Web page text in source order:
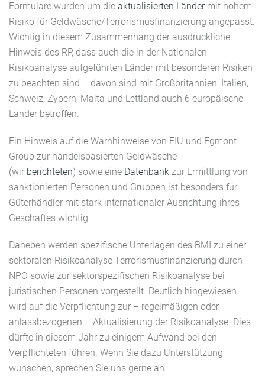
Formulare wurden um die aktualisierten Ländermit hohem
Risiko für Geldwäsche/Terrorismusfinanzierung angepasst.
Wichtig in diesem Zusammenhang der ausdrückliche
Hinweis des RP, dass auch die in der Nationalen
Risikoanalyse aufgeführten Länder mit besonderen Risiken
zu beachten sind – davon sind mit Großbritannien, Italien,
Schweiz, Zypern, Malta und Lettland auch 6 europäische
Länder betroffen.
Ein Hinweis auf die Warnhinweise von FIU und Egmont
Group zur handelsbasierten Geldwäsche
(wir berichteten) sowie eine Datenbank zur Ermittlung von
sanktionierten Personen und Gruppen ist besonders für
Güterhändler mit stark internationaler Ausrichtung ihres
Geschäftes wichtig.
Daneben werden spezifische Unterlagen des BMI zu einer
sektoralen Risikoanalyse Terrorismusfinanzierung durch
NPO sowie zur sektorspezifischen Risikoanalyse bei
juristischen Personen vorgestellt. Deutlich hingewiesen
wird auf die Verpflichtung zur – regelmäßigen oder
anlassbezogenen – Aktualisierung der Risikoanalyse. Dies
dürfte in diesem Jahr zu einigem Aufwand bei den
Verpflichteten führen. Wenn Sie dazu Unterstützung
wünschen, sprechen Sie uns gerne an.